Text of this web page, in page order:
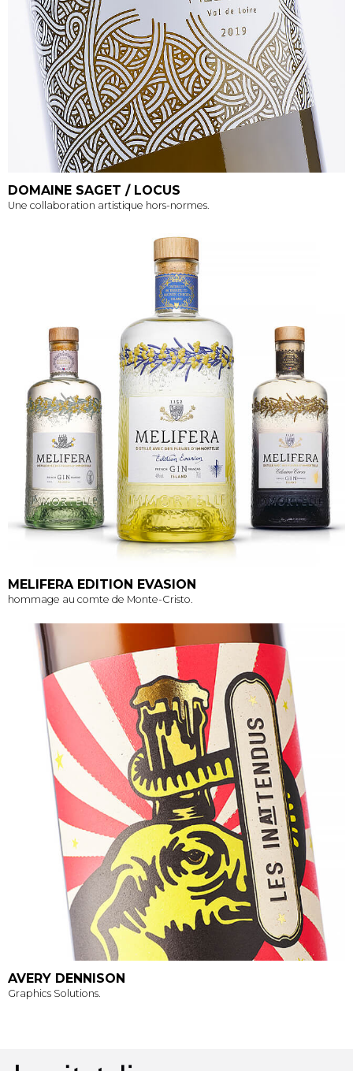
DOMAINE SAGET / LOCUS
Une collaboration artistique hors-normes.
MELIFERA EDITION EVASION
hommage au comte de Monte-Cristo.
AVERY DENNISON
Graphics Solutions.